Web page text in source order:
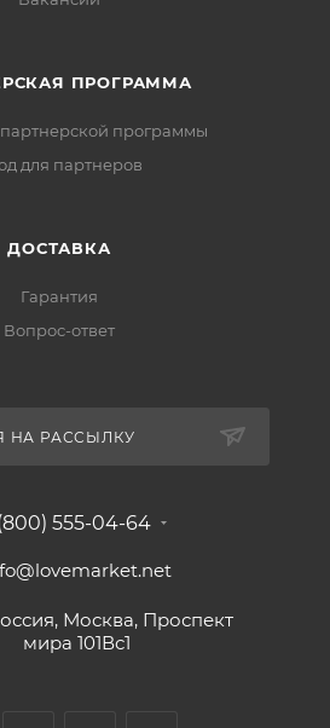
ПРОГРАММА
программы
для партнеров
ДОСТАВКА
Гарантия
Вопрос-ответ
НА РАССЫЛКУ
555-04-64
Москва, Проспект
мира 101Вс1